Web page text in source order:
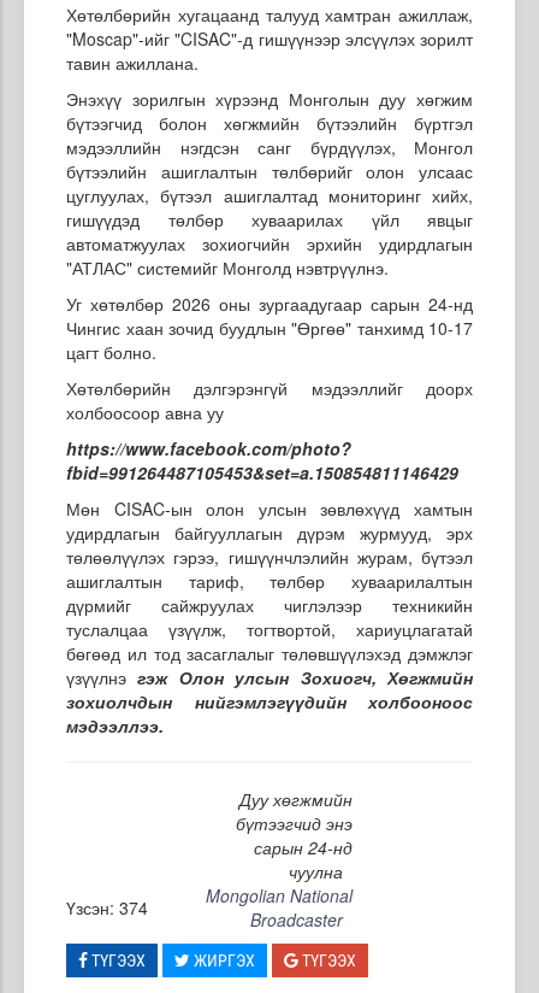
Хөтөлбөрийн хугацаанд талууд хамтран ажиллаж,
"Moscap"-ийг "CISAC"-д гишүүнээр элсүүлэх зорилт
тавин ажиллана.
Энэхүү зорилгын хүрээнд Монголын дуу хөгжим
бүтээгчид болон хөгжмийн бүтээлийн бүртгэл
мэдээллийн нэгдсэн санг бүрдүүлэх, Монгол
бүтээлийн ашиглалтын төлбөрийг олон улсаас
цуглуулах, бүтээл ашиглалтад мониторинг хийх,
гишүүдэд төлбөр хуваарилах үйл явцыг
автоматжуулах зохиогчийн эрхийн удирдлагын
"АТЛАС" системийг Монголд нэвтрүүлнэ.
Уг хөтөлбөр 2026 оны зургаадугаар сарын 24-нд
Чингис хаан зочид буудлын "Өргөө" танхимд 10-17
цагт болно.
Хөтөлбөрийн дэлгэрэнгүй мэдээллийг доорх
холбоосоор авна уу
https://www.facebook.com/photo?
fbid=991264487105453&set=a.150854811146429
Мөн CISAC-ын олон улсын зөвлөхүүд хамтын
удирдлагын байгууллагын дүрэм журмууд, эрх
төлөөлүүлэх гэрээ, гишүүнчлэлийн журам, бүтээл
ашиглалтын тариф, төлбөр хуваарилалтын
дүрмийг сайжруулах чиглэлээр техникийн
туслалцаа үзүүлж, тогтвортой, хариуцлагатай
бөгөөд ил тод засаглалыг төлөвшүүлэхэд дэмжлэг
үзүүлнэгэж Олон улсын Зохиогч, Хөгжмийн
зохиолчдын нийгэмлэгүүдийн холбооноос
мэдээллээ.
Дуу хөгжмийн
бүтээгчид энэ
сарын 24-нд
чуулна
Үзсэн: 374
Mongolian National
Broadcaster
ТҮГЭЭХ ЖИРГЭХ ТҮГЭЭХ